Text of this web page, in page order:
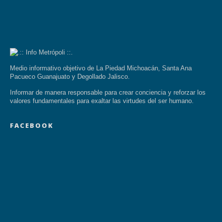
Medio informativo objetivo de La Piedad Michoacán, Santa Ana
Pacueco Guanajuato y Degollado Jalisco.
Informar de manera responsable para crear conciencia y reforzar los
valores fundamentales para exaltar las virtudes del ser humano.
FACEBOOK